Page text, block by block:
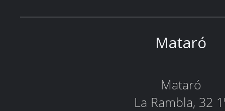
Mataró
Mataró
La Rambla, 32